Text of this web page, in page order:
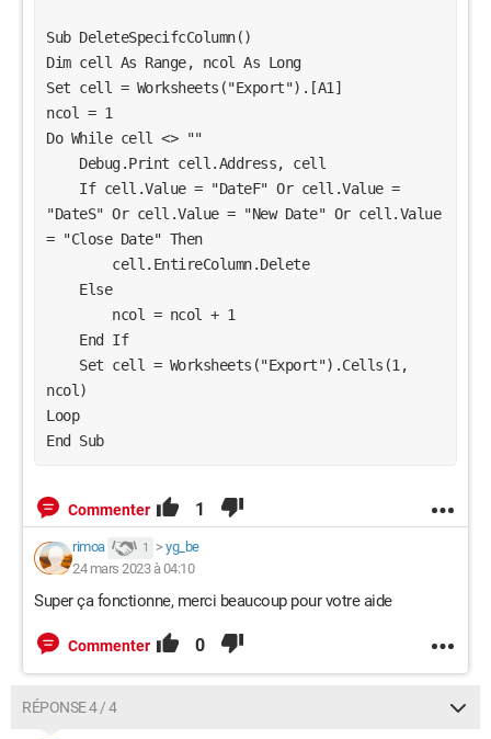
Sub DeleteSpecifcColumn()
Dim cell As Range, ncol As Long
Set cell = Worksheets("Export").[A1]
ncol = 1
Do While cell <> ""
"DateS" Or cell.Value = "New Date" Or cell.Value
= "Close Date" Then
ncol)
Loop
End Sub
Commenter 1
rimoa 1 > yg_be
24 mars 2023 à 04:10
Super ça fonctionne, merci beaucoup pour votre aide
Commenter 0
RÉPONSE 4 / 4